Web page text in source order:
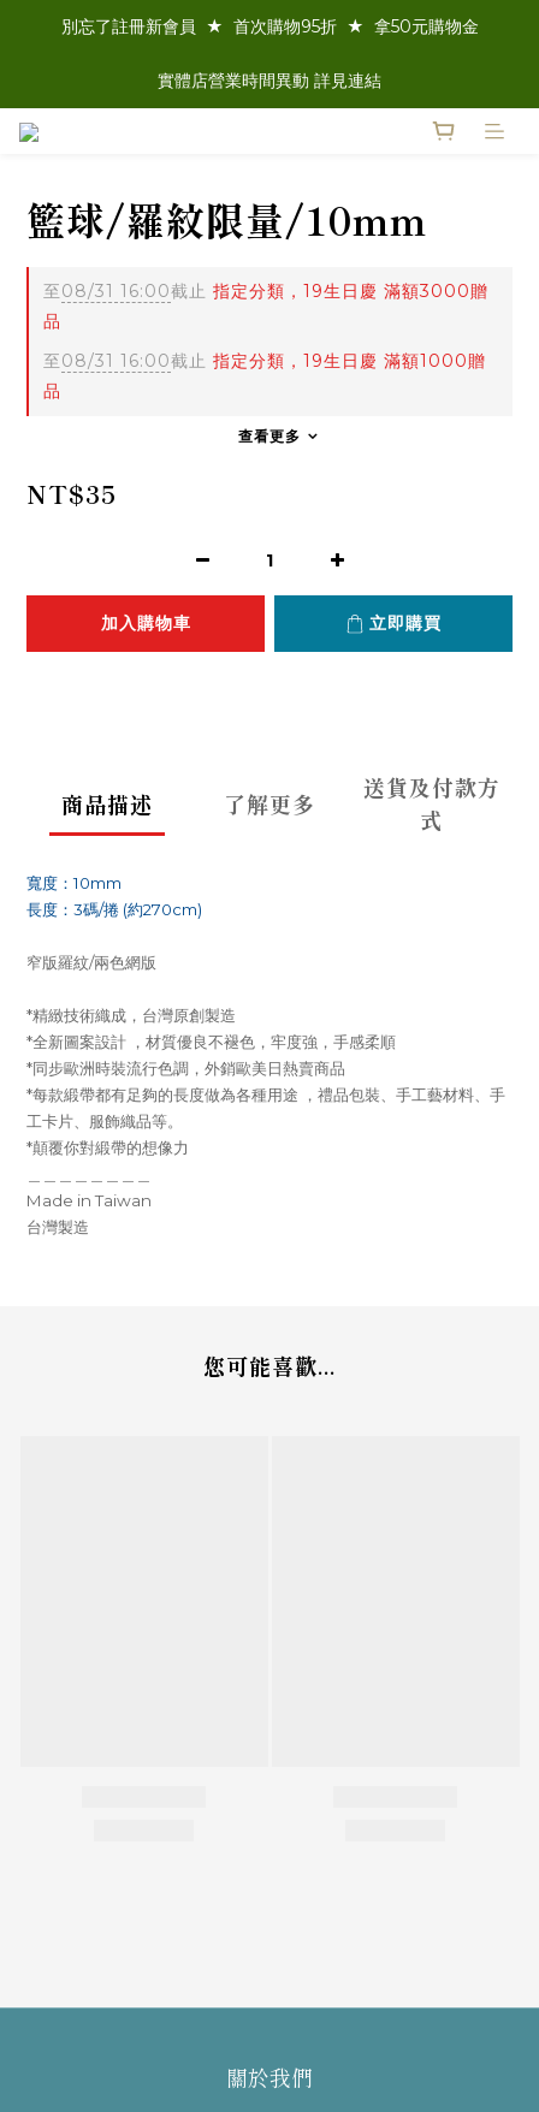
別忘了註冊新會員  ★  首次購物95折  ★  拿50元購物金
實體店營業時間異動 詳見連結
籃球/羅紋限量/10mm
至08/31 16:00截止 指定分類，19生日慶 滿額3000贈
品
至08/31 16:00截止 指定分類，19生日慶 滿額1000贈
品
查看更多
NT$35
加入購物車 立即購買
商品描述 了解更多
送貨及付款方
式
寬度：10mm
長度：3碼/捲 (約270cm)
窄版羅紋/兩色網版
*精緻技術織成，台灣原創製造
*全新圖案設計 ，材質優良不褪色，牢度強，手感柔順
*同步歐洲時裝流行色調，外銷歐美日熱賣商品
*每款緞帶都有足夠的長度做為各種用途 ，禮品包裝、手工藝材料、手
工卡片、服飾織品等。
*顛覆你對緞帶的想像力
Made in Taiwan
台灣製造
您可能喜歡...
關於我們